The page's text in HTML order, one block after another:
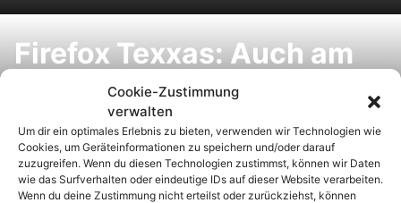
Firefox Texxas: Auch am
Computer jederzeit das
Fernsehprogramm im
Blick haben
Cookie-Zustimmung
verwalten
Um dir ein optimales Erlebnis zu bieten, verwenden wir Technologien wie
Cookies, um Geräteinformationen zu speichern und/oder darauf
zuzugreifen. Wenn du diesen Technologien zustimmst, können wir Daten
wie das Surfverhalten oder eindeutige IDs auf dieser Website verarbeiten.
Wenn du deine Zustimmung nicht erteilst oder zurückziehst, können